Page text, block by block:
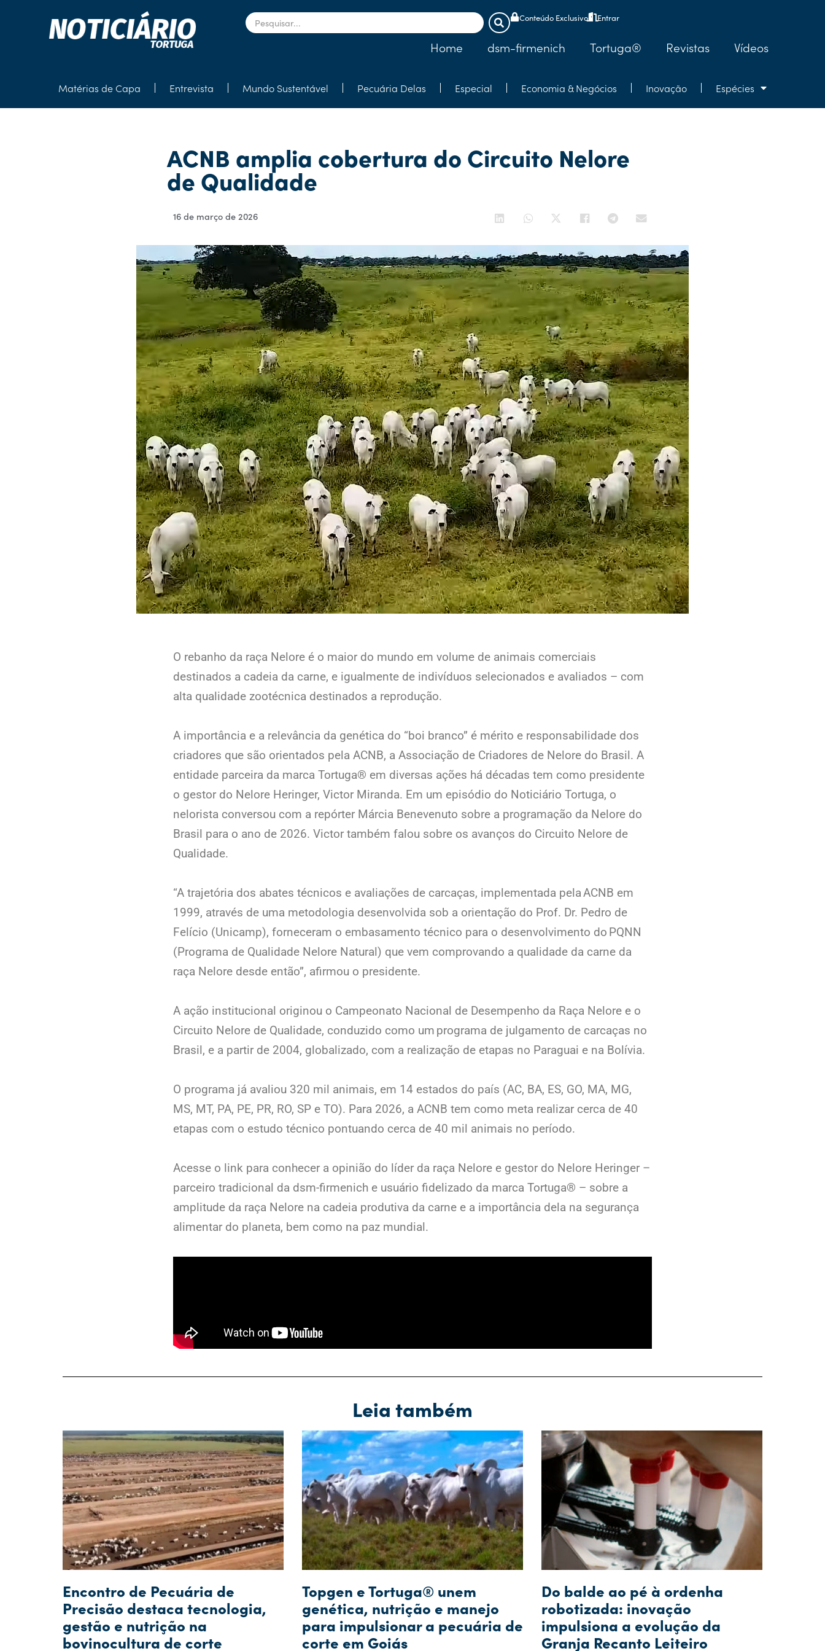
Conteúdo Exclusivo Entrar
Home dsm-firmenich Tortuga® Revistas Vídeos
Matérias de Capa Entrevista Mundo Sustentável Pecuária Delas Especial Economia & Negócios Inovação Espécies
ACNB amplia cobertura do Circuito Nelore
de Qualidade
16 de março de 2026
O rebanho da raça Nelore é o maior do mundo em volume de animais comerciais
destinados a cadeia da carne, e igualmente de indivíduos selecionados e avaliados – com
alta qualidade zootécnica destinados a reprodução.
A importância e a relevância da genética do “boi branco” é mérito e responsabilidade dos
criadores que são orientados pela ACNB, a Associação de Criadores de Nelore do Brasil. A
entidade parceira da marca Tortuga® em diversas ações há décadas tem como presidente
o gestor do Nelore Heringer, Victor Miranda. Em um episódio do Noticiário Tortuga, o
nelorista conversou com a repórter Márcia Benevenuto sobre a programação da Nelore do
Brasil para o ano de 2026. Victor também falou sobre os avanços do Circuito Nelore de
Qualidade.
“A trajetória dos abates técnicos e avaliações de carcaças, implementada pela ACNB em
1999, através de uma metodologia desenvolvida sob a orientação do Prof. Dr. Pedro de
Felício (Unicamp), forneceram o embasamento técnico para o desenvolvimento do PQNN
(Programa de Qualidade Nelore Natural) que vem comprovando a qualidade da carne da
raça Nelore desde então”, afirmou o presidente.
A ação institucional originou o Campeonato Nacional de Desempenho da Raça Nelore e o
Circuito Nelore de Qualidade, conduzido como um programa de julgamento de carcaças no
Brasil, e a partir de 2004, globalizado, com a realização de etapas no Paraguai e na Bolívia.
O programa já avaliou 320 mil animais, em 14 estados do país (AC, BA, ES, GO, MA, MG,
MS, MT, PA, PE, PR, RO, SP e TO). Para 2026, a ACNB tem como meta realizar cerca de 40
etapas com o estudo técnico pontuando cerca de 40 mil animais no período.
Acesse o link para conhecer a opinião do líder da raça Nelore e gestor do Nelore Heringer –
parceiro tradicional da dsm-firmenich e usuário fidelizado da marca Tortuga® – sobre a
amplitude da raça Nelore na cadeia produtiva da carne e a importância dela na segurança
alimentar do planeta, bem como na paz mundial.
Leia também
Encontro de Pecuária de
Precisão destaca tecnologia,
gestão e nutrição na
bovinocultura de corte
Topgen e Tortuga® unem
genética, nutrição e manejo
para impulsionar a pecuária de
corte em Goiás
Do balde ao pé à ordenha
robotizada: inovação
impulsiona a evolução da
Granja Recanto Leiteiro